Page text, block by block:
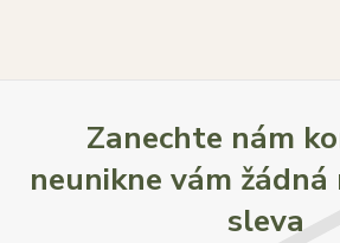
Zanechte nám
neunikne vám
sleva